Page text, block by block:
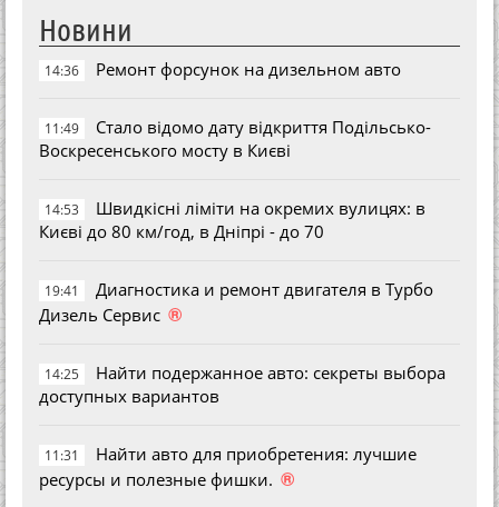
Новини
14:36 Ремонт форсунок на дизельном авто
11:49
Стало відомо дату відкриття Подільсько-
Воскресенського мосту в Києві
14:53
Швидкісні ліміти на окремих вулицях: в
Києві до 80 км/год, в Дніпрі - до 70
19:41
Диагностика и ремонт двигателя в Турбо
Дизель Сервис ®
14:25
Найти подержанное авто: секреты выбора
доступных вариантов
11:31
Найти авто для приобретения: лучшие
ресурсы и полезные фишки. ®